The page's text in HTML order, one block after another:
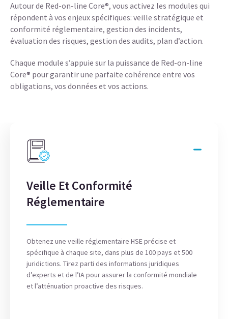
Autour de Red-on-line Core®, vous activez les modules qui
répondent à vos enjeux spécifiques: veille stratégique et
conformité réglementaire, gestion des incidents,
évaluation des risques, gestion des audits, plan d’action.
Chaque module s’appuie sur la puissance de Red-on-line
Core® pour garantir une parfaite cohérence entre vos
obligations, vos données et vos actions.
Veille Et Conformité
Réglementaire
Obtenez une veille réglementaire HSE précise et
spécifique à chaque site, dans plus de 100 pays et 500
juridictions. Tirez parti des informations juridiques
d’experts et de l’IA pour assurer la conformité mondiale
et l’atténuation proactive des risques.